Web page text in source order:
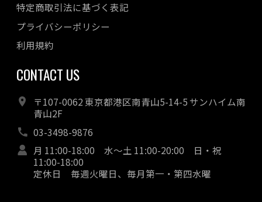
特定商取引法に基づく表記
プライバシーポリシー
利用規約
CONTACT US
〒107-0062 東京都港区南青山5-14-5 サンハイム南
青山2F
03-3498-9876
月 11:00-18:00 水～土 11:00-20:00 日・祝
11:00-18:00
定休日 毎週火曜日、毎月第一・第四水曜